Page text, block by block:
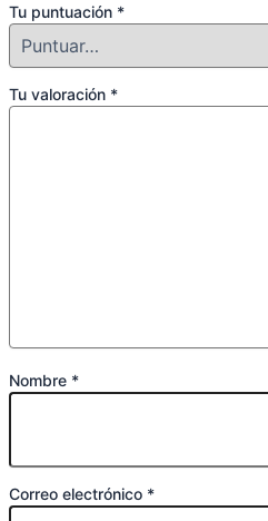
Tu puntuación *
Tu valoración *
Nombre *
Correo electrónico *